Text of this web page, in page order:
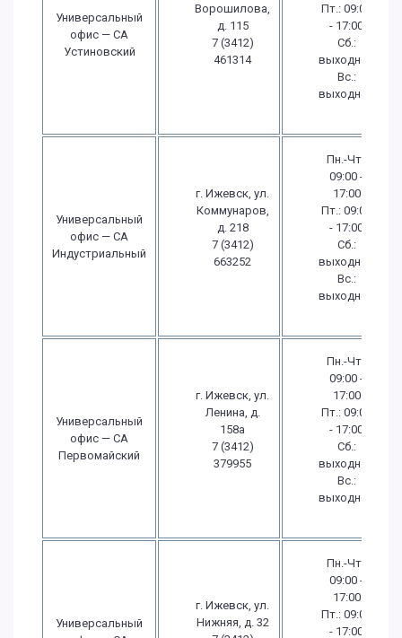
Универсальный
офис — СА
Устиновский
Ворошилова,
д. 115
7 (3412)
461314
Пт.: 09:00
- 17:00
Сб.:
выходной
Вс.:
выходной
Универсальный
офис — СА
Индустриальный
г. Ижевск, ул.
Коммунаров,
д. 218
7 (3412)
663252
Пн.-Чт.:
09:00 -
17:00
Пт.: 09:00
- 17:00
Сб.:
выходной
Вс.:
выходной
Универсальный
офис — СА
Первомайский
г. Ижевск, ул.
Ленина, д.
158а
7 (3412)
379955
Пн.-Чт.:
09:00 -
17:00
Пт.: 09:00
- 17:00
Сб.:
выходной
Вс.:
выходной
Универсальный
г. Ижевск, ул.
Нижняя, д. 32
Пн.-Чт.:
09:00 -
17:00
Пт.: 09:00
- 17:00